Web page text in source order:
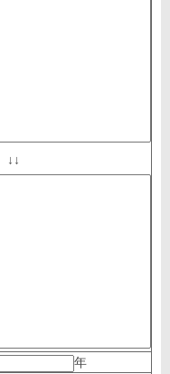
↓↓
年